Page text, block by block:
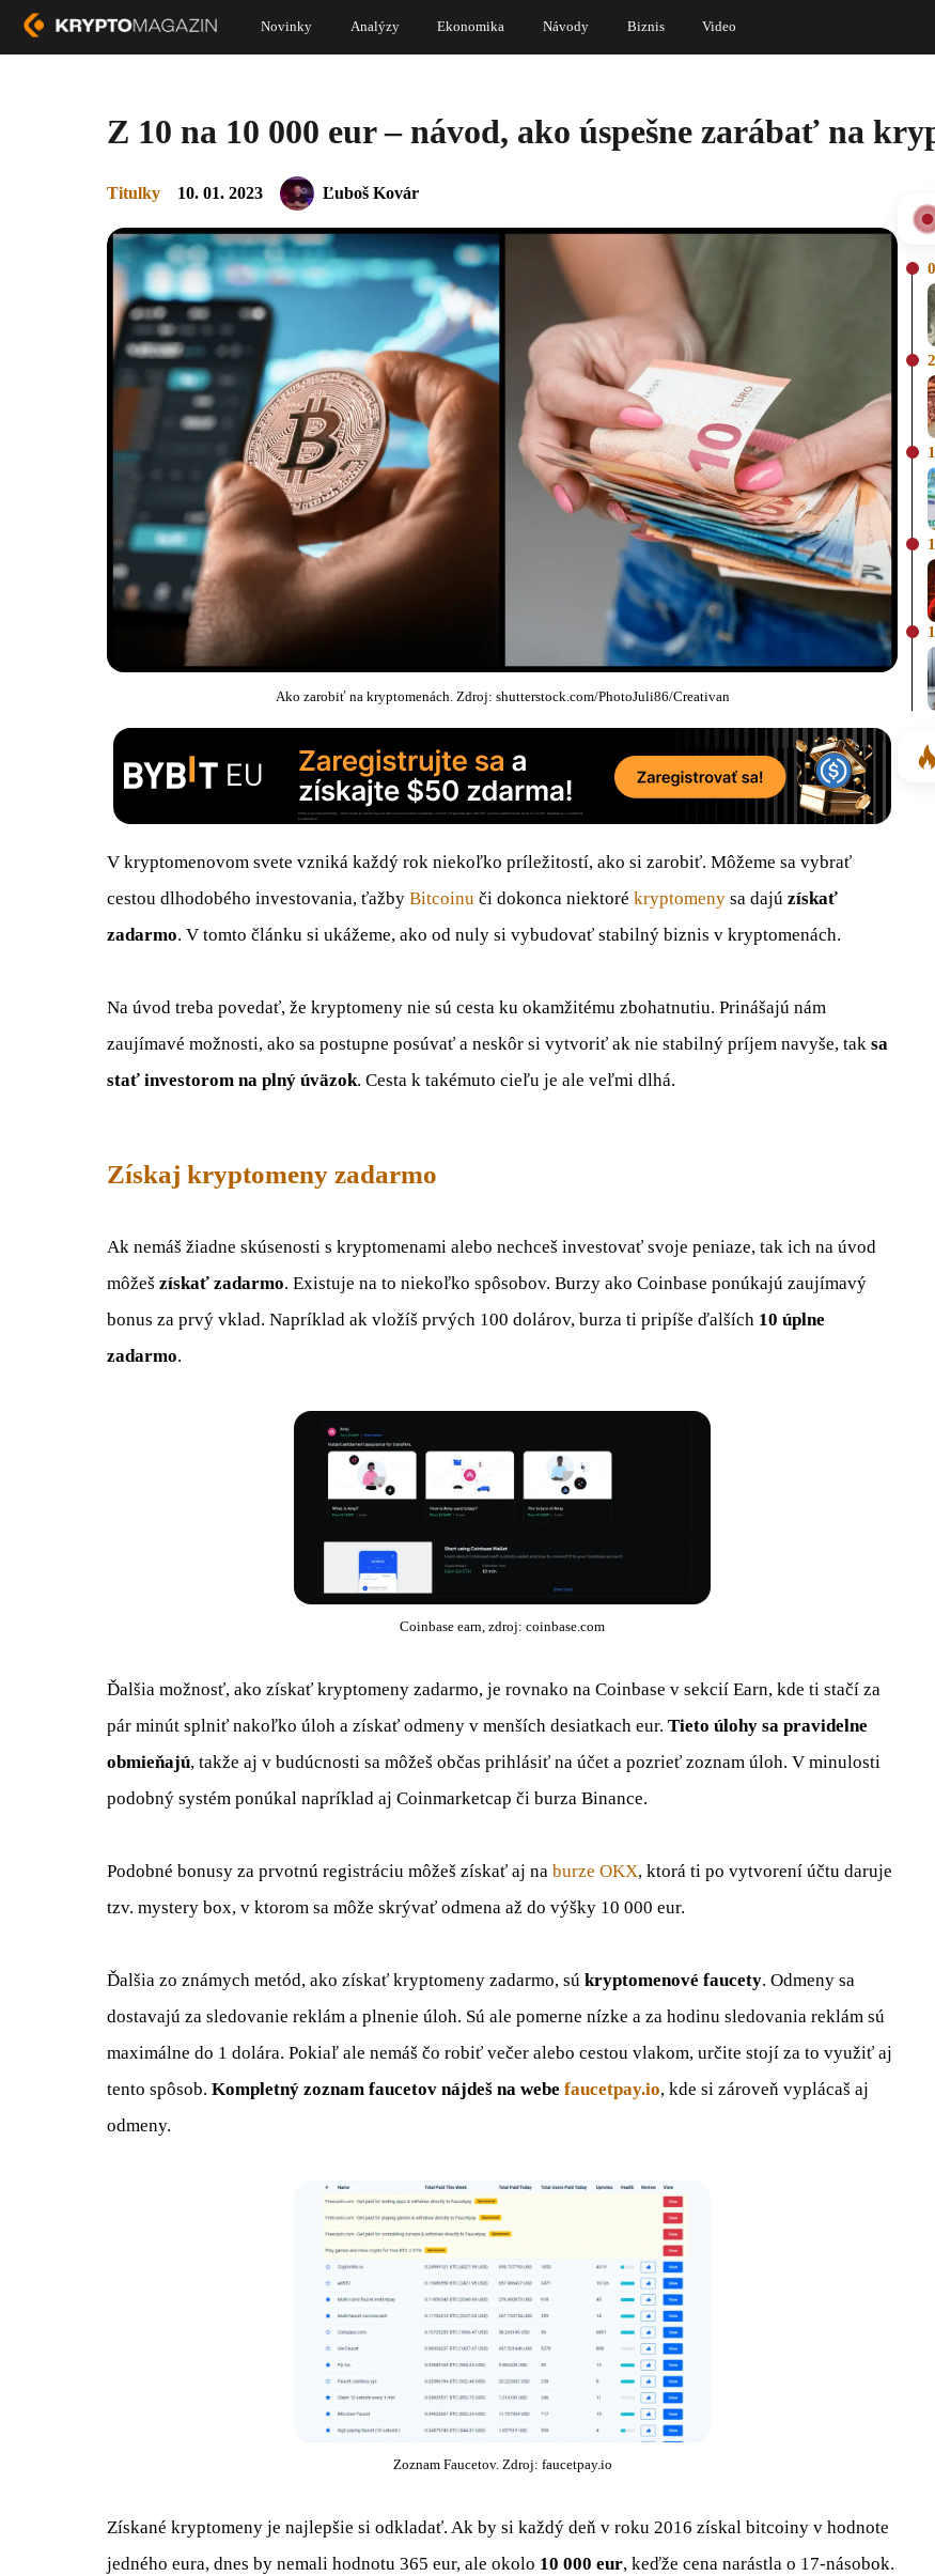
Novinky Analýzy Ekonomika Návody Biznis Video
Z 10 na 10 000 eur – návod, ako úspešne zarábať na
Titulky 10. 01. 2023 Ľuboš Kovár
Ako zarobiť na kryptomenách. Zdroj: shutterstock.com/PhotoJuli86/Creativan
V kryptomenovom svete vzniká každý rok niekoľko príležitostí, ako si zarobiť. Môžeme sa vybrať
cestou dlhodobého investovania, ťažby Bitcoinu či dokonca niektoré kryptomeny sa dajú získať
zadarmo. V tomto článku si ukážeme, ako od nuly si vybudovať stabilný biznis v kryptomenách.
Na úvod treba povedať, že kryptomeny nie sú cesta ku okamžitému zbohatnutiu. Prinášajú nám
zaujímavé možnosti, ako sa postupne posúvať a neskôr si vytvoriť ak nie stabilný príjem navyše, tak sa
stať investorom na plný úväzok. Cesta k takémuto cieľu je ale veľmi dlhá.
Získaj kryptomeny zadarmo
Ak nemáš žiadne skúsenosti s kryptomenami alebo nechceš investovať svoje peniaze, tak ich na úvod
môžeš získať zadarmo. Existuje na to niekoľko spôsobov. Burzy ako Coinbase ponúkajú zaujímavý
bonus za prvý vklad. Napríklad ak vložíš prvých 100 dolárov, burza ti pripíše ďalších 10 úplne
zadarmo.
Coinbase earn, zdroj: coinbase.com
Ďalšia možnosť, ako získať kryptomeny zadarmo, je rovnako na Coinbase v sekcií Earn, kde ti stačí za
pár minút splniť nakoľko úloh a získať odmeny v menších desiatkach eur. Tieto úlohy sa pravidelne
obmieňajú, takže aj v budúcnosti sa môžeš občas prihlásiť na účet a pozrieť zoznam úloh. V minulosti
podobný systém ponúkal napríklad aj Coinmarketcap či burza Binance.
Podobné bonusy za prvotnú registráciu môžeš získať aj na burze OKX, ktorá ti po vytvorení účtu daruje
tzv. mystery box, v ktorom sa môže skrývať odmena až do výšky 10 000 eur.
Ďalšia zo známych metód, ako získať kryptomeny zadarmo, sú kryptomenové faucety. Odmeny sa
dostavajú za sledovanie reklám a plnenie úloh. Sú ale pomerne nízke a za hodinu sledovania reklám sú
maximálne do 1 dolára. Pokiaľ ale nemáš čo robiť večer alebo cestou vlakom, určite stojí za to využiť aj
tento spôsob. Kompletný zoznam faucetov nájdeš na webe faucetpay.io, kde si zároveň vyplácaš aj
odmeny.
Zoznam Faucetov. Zdroj: faucetpay.io
Získané kryptomeny je najlepšie si odkladať. Ak by si každý deň v roku 2016 získal bitcoiny v hodnote
jedného eura, dnes by nemali hodnotu 365 eur, ale okolo 10 000 eur, keďže cena narástla o 17-násobok.